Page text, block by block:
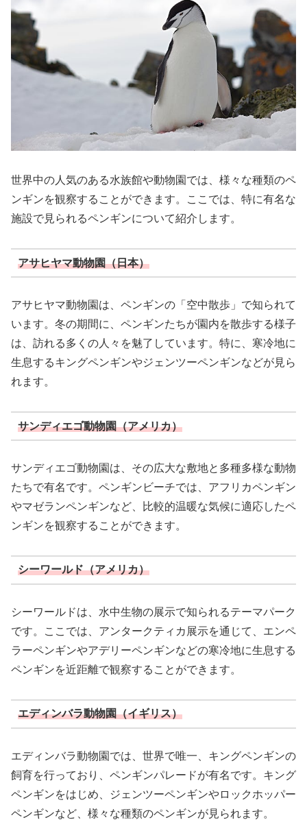
世界中の人気のある水族館や動物園では、様々な種類のペ
ンギンを観察することができます。ここでは、特に有名な
施設で見られるペンギンについて紹介します。
アサヒヤマ動物園（日本）
アサヒヤマ動物園は、ペンギンの「空中散歩」で知られて
います。冬の期間に、ペンギンたちが園内を散歩する様子
は、訪れる多くの人々を魅了しています。特に、寒冷地に
生息するキングペンギンやジェンツーペンギンなどが見ら
れます。
サンディエゴ動物園（アメリカ）
サンディエゴ動物園は、その広大な敷地と多種多様な動物
たちで有名です。ペンギンビーチでは、アフリカペンギン
やマゼランペンギンなど、比較的温暖な気候に適応したペ
ンギンを観察することができます。
シーワールド（アメリカ）
シーワールドは、水中生物の展示で知られるテーマパーク
です。ここでは、アンタークティカ展示を通じて、エンペ
ラーペンギンやアデリーペンギンなどの寒冷地に生息する
ペンギンを近距離で観察することができます。
エディンバラ動物園（イギリス）
エディンバラ動物園では、世界で唯一、キングペンギンの
飼育を行っており、ペンギンパレードが有名です。キング
ペンギンをはじめ、ジェンツーペンギンやロックホッパー
ペンギンなど、様々な種類のペンギンが見られます。